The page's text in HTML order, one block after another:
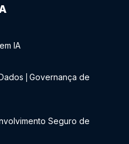
IA
Governança de
Seguro de